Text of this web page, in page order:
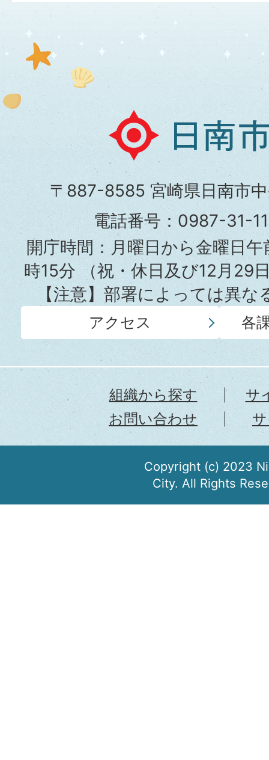
日
南
市
役
所
〒887-8585 宮崎県日南市
電話番号：0987-31-
開庁時間：月曜日から金曜日
時15分（祝・休日及び12月29
【注意】部署によっては異
アクセス 各
組織から探す
サ
お問い合わせ
Copyright (c) 2023
City. All Rights